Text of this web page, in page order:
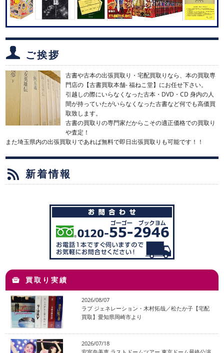
ご挨拶
古書や古本の出張買取り・宅配買取りなら、本の買取専
門店の【古書買取本舗- 福ねこ堂】にお任せ下さい。
引越しの際にいらなくなった古本・DVD・CD 身内の人
間が持っていたがいらなくなった古書など何でも高価買
取致します。
古書の買取りの専門家だからこその適正価格での買取り
や査定！
また埼玉県内の出張買取りであれば無料で即日出張買取りも可能です！！
新着情報
買取り実績
2026/08/07
ラブ ジェネレーション・木村拓哉／松たか子【宅配
買取】愛知県岡崎市より
2026/07/18